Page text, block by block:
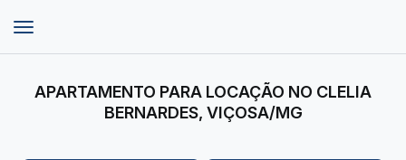
APARTAMENTO PARA LOCAÇÃO NO CLELIA
BERNARDES, VIÇOSA/MG